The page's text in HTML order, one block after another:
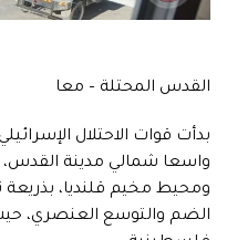
القدس المحتلة – معا
بدأت قوات الاحتلال
واسعا شمالي مدينة
ومحيط مخيم قلنديا، بذريعة
الضم والتوسع العنصري،